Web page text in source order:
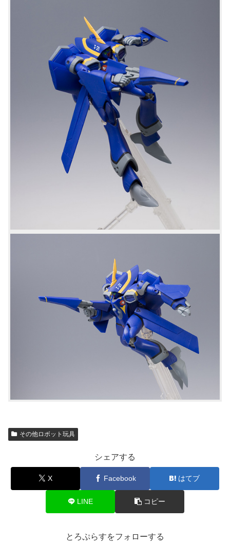
その他ロボット玩具
シェアする
X Facebook はてブ
LINE コピー
とろぷらすをフォローする